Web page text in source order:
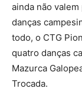
ainda não
danças
todo, o CTG
quatro danças
Mazurca
Trocada.